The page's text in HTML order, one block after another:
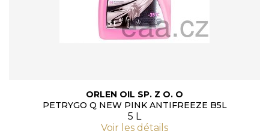
ORLEN OIL SP. Z O. O
PETRYGO Q NEW PINK ANTIFREEZE B5L
5 L
Voir les détails